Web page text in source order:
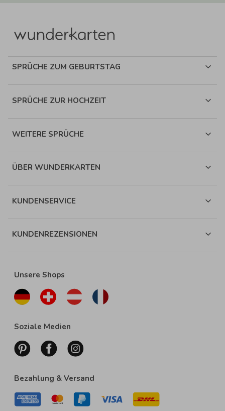
SPRÜCHE ZUM GEBURTSTAG
SPRÜCHE ZUR HOCHZEIT
WEITERE SPRÜCHE
ÜBER WUNDERKARTEN
KUNDENSERVICE
KUNDENREZENSIONEN
Unsere Shops
Soziale Medien
Bezahlung & Versand